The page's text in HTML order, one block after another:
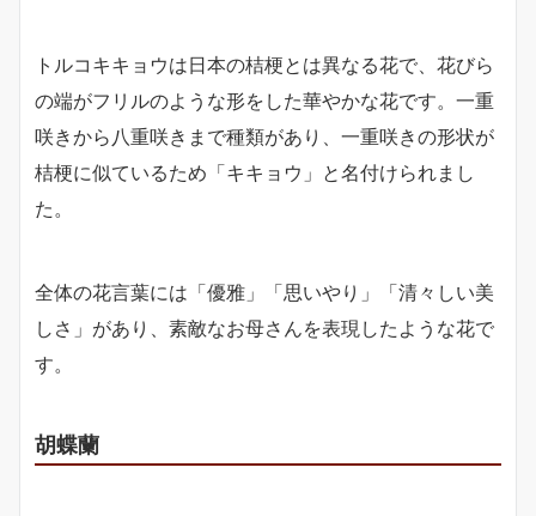
トルコキキョウは日本の桔梗とは異なる花で、花びら
の端がフリルのような形をした華やかな花です。一重
咲きから八重咲きまで種類があり、一重咲きの形状が
桔梗に似ているため「キキョウ」と名付けられまし
た。
全体の花言葉には「優雅」「思いやり」「清々しい美
しさ」があり、素敵なお母さんを表現したような花で
す。
胡蝶蘭